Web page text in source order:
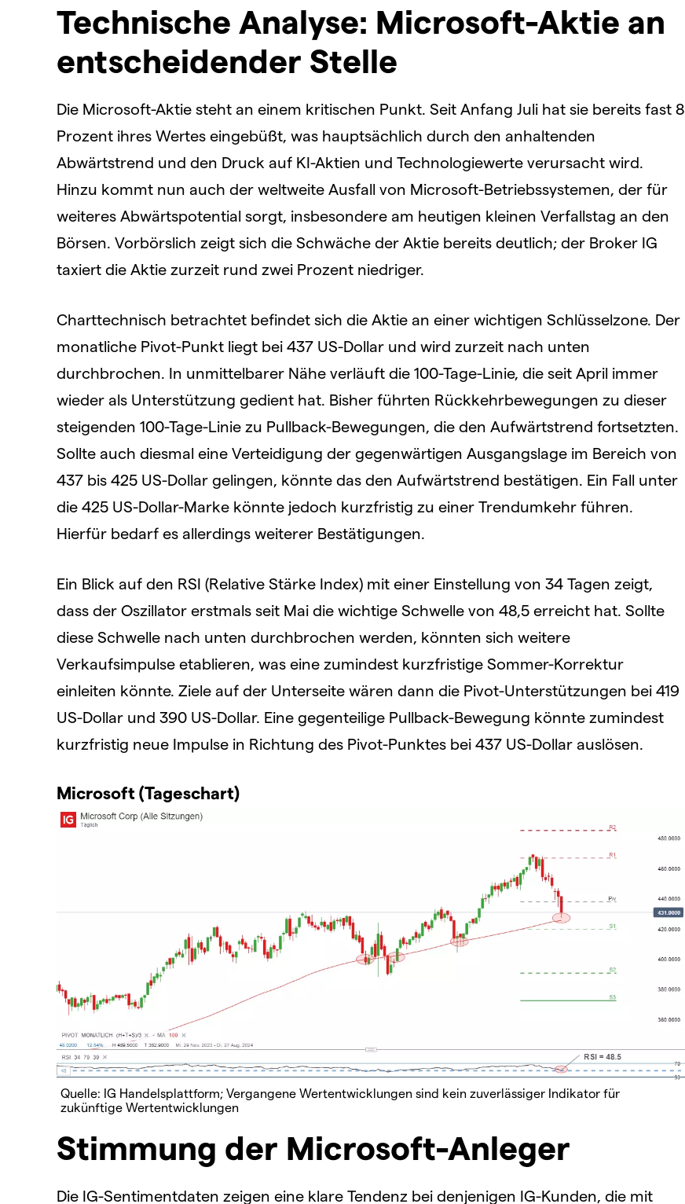
Technische Analyse: Microsoft-Aktie an
entscheidender Stelle
Die Microsoft-Aktie steht an einem kritischen Punkt. Seit Anfang Juli hat sie bereits fast 8
Prozent ihres Wertes eingebüßt, was hauptsächlich durch den anhaltenden
Abwärtstrend und den Druck auf KI-Aktien und Technologiewerte verursacht wird.
Hinzu kommt nun auch der weltweite Ausfall von Microsoft-Betriebssystemen, der für
weiteres Abwärtspotential sorgt, insbesondere am heutigen kleinen Verfallstag an den
Börsen. Vorbörslich zeigt sich die Schwäche der Aktie bereits deutlich; der Broker IG
taxiert die Aktie zurzeit rund zwei Prozent niedriger.
Charttechnisch betrachtet befindet sich die Aktie an einer wichtigen Schlüsselzone. Der
monatliche Pivot-Punkt liegt bei 437 US-Dollar und wird zurzeit nach unten
durchbrochen. In unmittelbarer Nähe verläuft die 100-Tage-Linie, die seit April immer
wieder als Unterstützung gedient hat. Bisher führten Rückkehrbewegungen zu dieser
steigenden 100-Tage-Linie zu Pullback-Bewegungen, die den Aufwärtstrend fortsetzten.
Sollte auch diesmal eine Verteidigung der gegenwärtigen Ausgangslage im Bereich von
437 bis 425 US-Dollar gelingen, könnte das den Aufwärtstrend bestätigen. Ein Fall unter
die 425 US-Dollar-Marke könnte jedoch kurzfristig zu einer Trendumkehr führen.
Hierfür bedarf es allerdings weiterer Bestätigungen.
Ein Blick auf den RSI (Relative Stärke Index) mit einer Einstellung von 34 Tagen zeigt,
dass der Oszillator erstmals seit Mai die wichtige Schwelle von 48,5 erreicht hat. Sollte
diese Schwelle nach unten durchbrochen werden, könnten sich weitere
Verkaufsimpulse etablieren, was eine zumindest kurzfristige Sommer-Korrektur
einleiten könnte. Ziele auf der Unterseite wären dann die Pivot-Unterstützungen bei 419
US-Dollar und 390 US-Dollar. Eine gegenteilige Pullback-Bewegung könnte zumindest
kurzfristig neue Impulse in Richtung des Pivot-Punktes bei 437 US-Dollar auslösen.
Microsoft (Tageschart)
Quelle: IG Handelsplattform; Vergangene Wertentwicklungen sind kein zuverlässiger Indikator für
zukünftige Wertentwicklungen
Stimmung der Microsoft-Anleger
Die IG-Sentimentdaten zeigen eine klare Tendenz bei denjenigen IG-Kunden, die mit